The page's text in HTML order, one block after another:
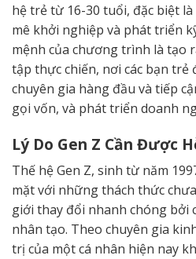
hệ trẻ từ 16-30 tuổi, đặc biệt
mê khởi nghiệp và phát triển
mệnh của chương trình là tạo
tập thực chiến, nơi các bạn
chuyên gia hàng đầu và tiếp
gọi vốn, và phát triển doanh
Lý Do Gen Z Cần Được
Thế hệ Gen Z, sinh từ năm
mặt với những thách thức
giới thay đổi nhanh chóng bởi
nhân tạo. Theo chuyên gia
trị của một cá nhân hiện nay